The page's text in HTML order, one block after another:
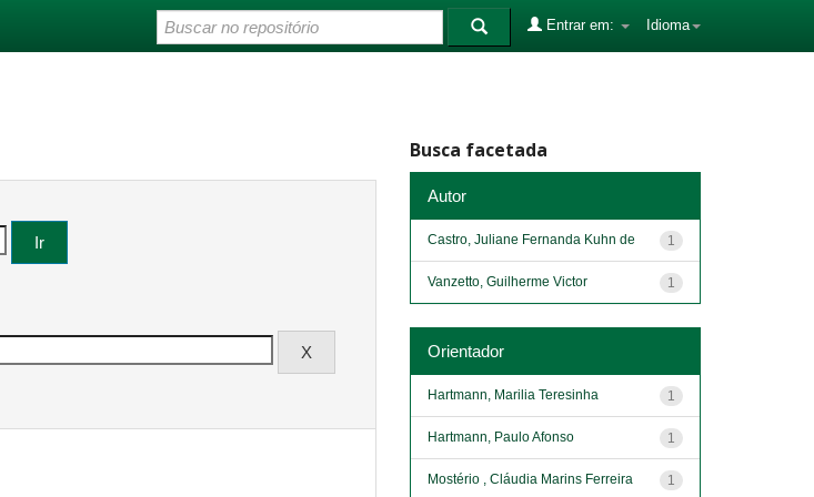
Idioma
Entrar em:
Busca facetada
Autor
1
Castro, Juliane Fernanda Kuhn de
1
Vanzetto, Guilherme Victor
Orientador
1
Hartmann, Marilia Teresinha
1
Hartmann, Paulo Afonso
1
Mostério , Cláudia Marins Ferreira